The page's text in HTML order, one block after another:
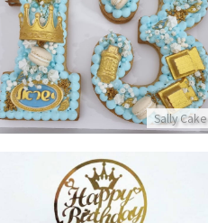
Sally Cake
עוגת מספרים ושוקולדים לבר מצווה
פרטים נוספים